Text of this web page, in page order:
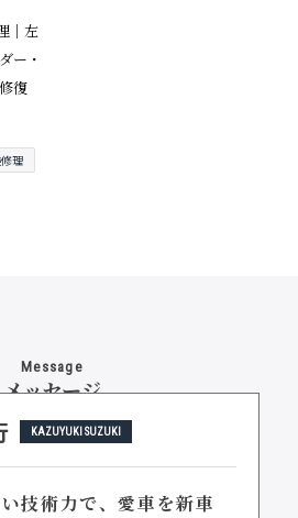
｜左
ー・
復
理
Message
メッセージ
KAZUYUKI SUZUKI
技術力で、愛車を新車